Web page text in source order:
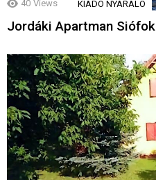
40 Views KIADÓ NYARALÓ
Jordáki Apartman Siófok